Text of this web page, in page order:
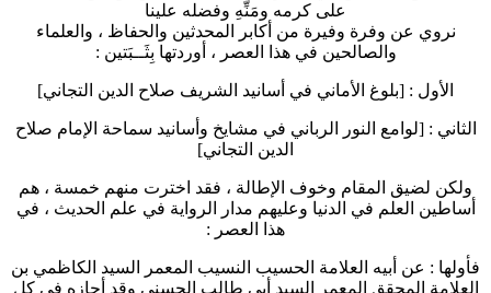
على كرمه ومَنِّهِ وفضله علينا
نروي عن وفرة وفيرة من أكابر المحدثين والحفاظ ، والعلماء
والصالحين في هذا العصر ، أوردتها بِثَــبَتين :
الأول : [بلوغ الأماني في أسانيد الشريف صلاح الدين التجاني]
الثاني : [لوامع النور الرباني في مشايخ وأسانيد سماحة الإمام صلاح
الدين التجاني]
ولكن لضيق المقام وخوف الإطالة ، فقد اخترت منهم خمسة ، هم
أساطين العلم في الدنيا وعليهم مدار الرواية في علم الحديث ، في
هذا العصر :
فأولها : عن أبيه العلامة الحسيب النسيب المعمر السيد الكاظمي بن
العلامة المحقق المعمر السيد أبي طالب الحسني وقد أجازه في كل